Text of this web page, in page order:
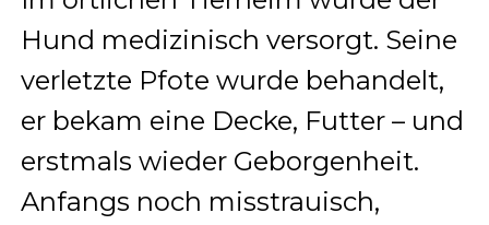
Hund medizinisch versorgt. Seine
verletzte Pfote wurde behandelt,
er bekam eine Decke, Futter – und
erstmals wieder Geborgenheit.
Anfangs noch misstrauisch,